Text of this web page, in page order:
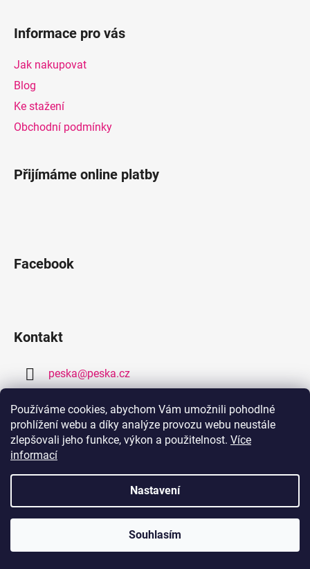
Používáme cookies, abychom Vám umožnili pohodlné
prohlížení webu a díky analýze provozu webu neustále
zlepšovali jeho funkce, výkon a použitelnost. Více
informací
Nastavení
Souhlasím
Informace pro vás
Jak nakupovat
Blog
Ke stažení
Obchodní podmínky
Přijímáme online platby
Facebook
Kontakt
peska@peska.cz
377 259 632
778 459 632
Copyright 2026PEŠKA.CZ. Všechna práva vyhrazena.